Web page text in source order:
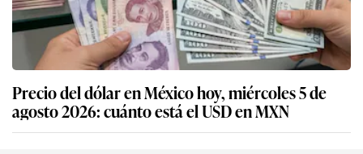
Precio del dólar en México hoy, miércoles 5 de
agosto 2026: cuánto está el USD en MXN